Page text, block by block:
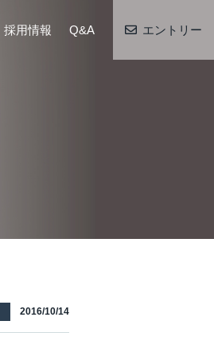
採用情報 Q&A エントリー
2016/10/14